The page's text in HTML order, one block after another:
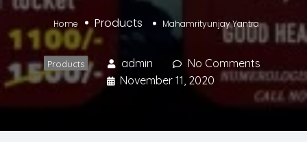
Home Products Mahamrityunjay Yantra
Products admin
No Comments
November 11, 2020